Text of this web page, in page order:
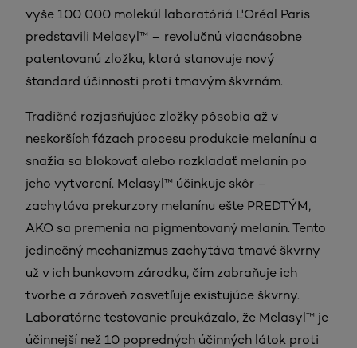
vyše 100 000 molekúl laboratóriá L'Oréal Paris
predstavili Melasyl™ – revolučnú viacnásobne
patentovanú zložku, ktorá stanovuje nový
štandard účinnosti proti tmavým škvrnám.
Tradičné rozjasňujúce zložky pôsobia až v
neskorších fázach procesu produkcie melanínu a
snažia sa blokovať alebo rozkladať melanín po
jeho vytvorení. Melasyl™ účinkuje skôr –
zachytáva prekurzory melanínu ešte PREDTÝM,
AKO sa premenia na pigmentovaný melanín. Tento
jedinečný mechanizmus zachytáva tmavé škvrny
už v ich bunkovom zárodku, čím zabraňuje ich
tvorbe a zároveň zosvetľuje existujúce škvrny.
Laboratórne testovanie preukázalo, že Melasyl™ je
účinnejší než 10 popredných účinných látok proti